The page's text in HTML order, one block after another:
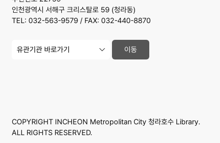
인천광역시 서해구 크리스탈로 59 (청라동)
TEL: 032-563-9579 / FAX: 032-440-8870
COPYRIGHT INCHEON Metropolitan City 청라호수 Library.
ALL RIGHTS RESERVED.
관
가
기
이동